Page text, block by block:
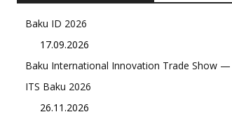
Baku ID 2026
17.09.2026
Baku International Innovation Trade Show —
ITS Baku 2026
26.11.2026